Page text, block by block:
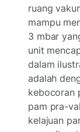
ruang
mampu
3 mbar
unit
dalam
adalah
kebocoran
pam pra-
kelajuan